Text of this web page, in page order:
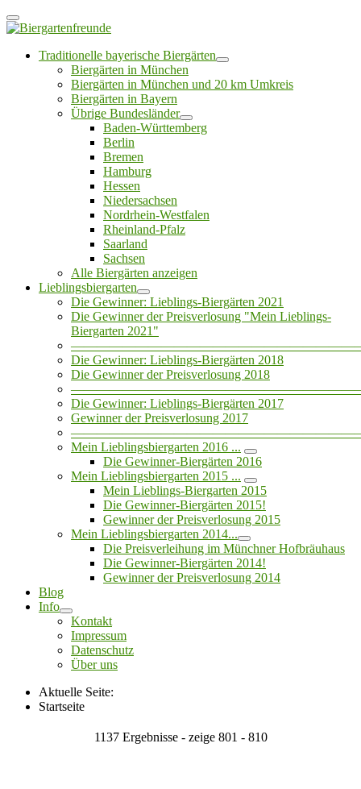
Traditionelle bayerische Biergärten
Biergärten in München
Biergärten in München und 20 km Umkreis
Biergärten in Bayern
Übrige Bundesländer
Baden-Württemberg
Berlin
Bremen
Hamburg
Hessen
Niedersachsen
Nordrhein-Westfalen
Rheinland-Pfalz
Saarland
Sachsen
Alle Biergärten anzeigen
Lieblingsbiergarten
Die Gewinner: Lieblings-Biergärten 2021
Die Gewinner der Preisverlosung "Mein Lieblings-
Biergarten 2021"
Die Gewinner: Lieblings-Biergärten 2018
Die Gewinner der Preisverlosung 2018
Die Gewinner: Lieblings-Biergärten 2017
Gewinner der Preisverlosung 2017
Mein Lieblingsbiergarten 2016 ...
Die Gewinner-Biergärten 2016
Mein Lieblingsbiergarten 2015 ...
Mein Lieblings-Biergarten 2015
Die Gewinner-Biergärten 2015!
Gewinner der Preisverlosung 2015
Mein Lieblingsbiergarten 2014...
Die Preisverleihung im Münchner Hofbräuhaus
Die Gewinner-Biergärten 2014!
Gewinner der Preisverlosung 2014
Blog
Info
Kontakt
Impressum
Datenschutz
Über uns
Aktuelle Seite:
Startseite
1137 Ergebnisse - zeige 801 - 810